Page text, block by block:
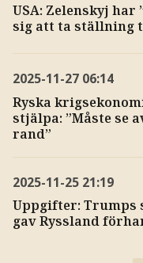
USA: Zelenskyj har
sig att ta ställning
2025-11-27 06:14
Ryska
stjälpa: ”Måste se
rand”
2025-11-25 21:19
Uppgifter: Trumps
gav Ryssland